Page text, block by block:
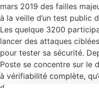
mars 2019 des failles
à la veille d’un test public
Les quelque 3200
lancer des attaques
pour tester sa sécurité.
Poste se concentre sur le
à vérifiabilité complète,